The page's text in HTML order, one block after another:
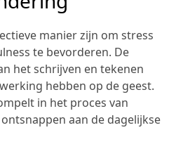
manier zijn om stress
te bevorderen. De
het schrijven en tekenen
hebben op de geest.
in het proces van
aan de dagelijkse